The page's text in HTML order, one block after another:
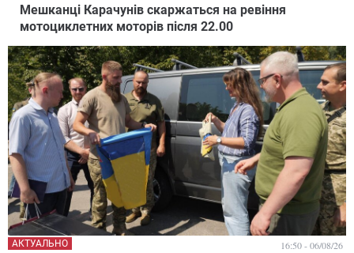
Мешканці Карачунів скаржаться на ревіння
мотоциклетних моторів після 22.00
АКТУАЛЬНО 16:50 - 06/08/26